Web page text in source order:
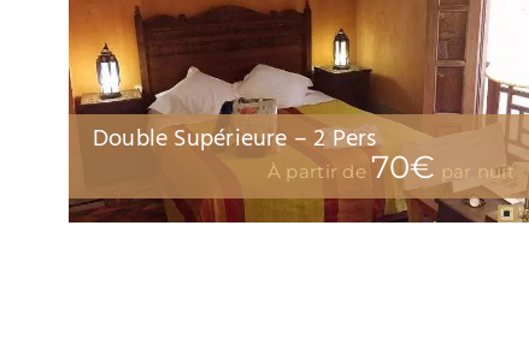
Double Supérieure – 2 Pers
À partir de70€ par nuit